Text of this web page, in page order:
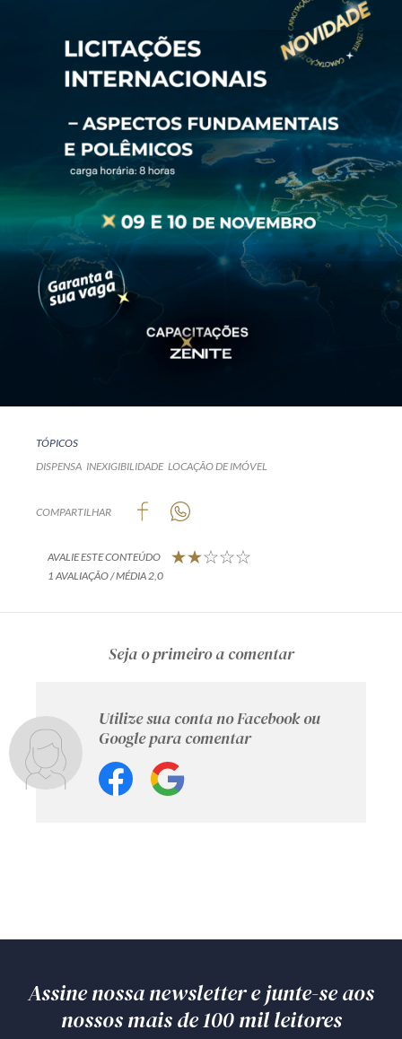
TÓPICOS
DISPENSA INEXIGIBILIDADE LOCAÇÃO DE IMÓVEL
COMPARTILHAR
AVALIE ESTE CONTEÚDO
1 AVALIAÇÃO / MÉDIA 2,0
Seja o primeiro a comentar
Utilize sua conta no Facebook ou
Google para comentar
Assine nossa newsletter e junte-se aos
nossos mais de 100 mil leitores